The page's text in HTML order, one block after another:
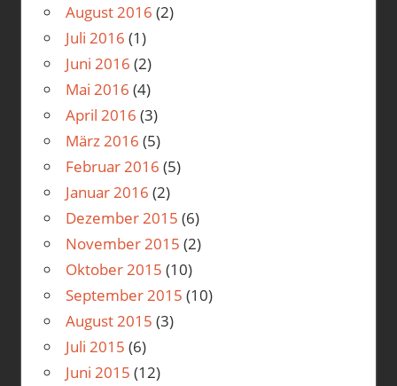
August 2016 (2)
Juli 2016 (1)
Juni 2016 (2)
Mai 2016 (4)
April 2016 (3)
März 2016 (5)
Februar 2016 (5)
Januar 2016 (2)
Dezember 2015 (6)
November 2015 (2)
Oktober 2015 (10)
September 2015 (10)
August 2015 (3)
Juli 2015 (6)
Juni 2015 (12)